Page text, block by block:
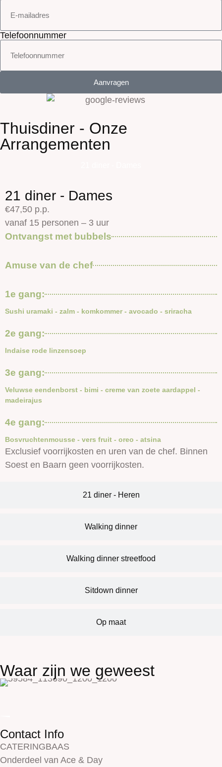
Telefoonnummer
Aanvragen
Thuisdiner - Onze
Arrangementen
21 diner - Heren
Walking dinner
Walking dinner streetfood
Sitdown dinner
Op maat
21 diner - Dames
€47,50 p.p.
vanaf 15 personen – 3 uur
Ontvangst met bubbels
Amuse van de chef
1e gang:
Sushi uramaki - zalm - komkommer - avocado - sriracha
2e gang:
Indaise rode linzensoep
3e gang:
Veluwse eendenborst - bimi - creme van zoete aardappel -
madeirajus
4e gang:
Bosvruchtenmousse - vers fruit - oreo - atsina
Exclusief voorrijkosten en uren van de chef. Binnen
Soest en Baarn geen voorrijkosten.
Waar zijn we geweest
Contact Info
CATERINGBAAS
Onderdeel van Ace & Day